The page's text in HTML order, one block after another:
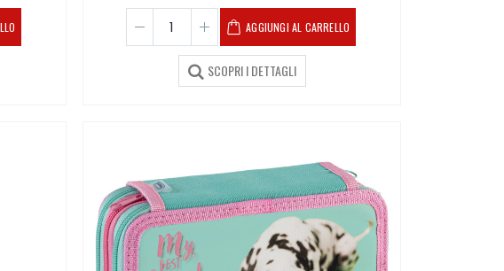
AGGIUNGI AL CARRELLO
SCOPRI I DETTAGLI